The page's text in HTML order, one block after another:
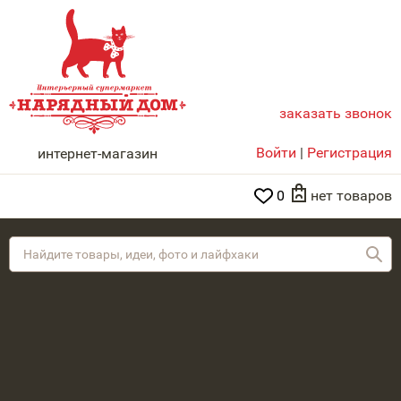
НАРЯДНЫЙ ДОМ
интернет-магазин
заказать звонок
Войти | Регистрация
0 нет товаров